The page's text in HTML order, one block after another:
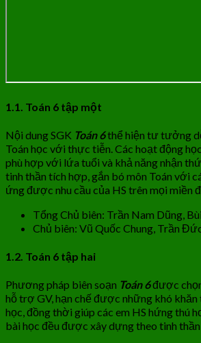
1.1. Toán 6 tập một
Nội dung SGK Toán 6thể hiện tư tưởng
Toán học với thực tiễn. Các hoạt động
phù hợp với lứa tuổi và khả năng nhận
tinh thần tích hợp, gắn bó môn Toán với
ứng được nhu cầu của HS trên mọi miền
Tổng Chủ biên: Trần Nam Dũng,
Chủ biên: Vũ Quốc Chung, Trần
1.2. Toán 6 tập hai
Phương pháp biên soạn Toán 6được
hỗ trợ GV, hạn chế được những khó
học, đồng thời giúp các em HS hứng thú
bài học đều được xây dựng theo tinh thần